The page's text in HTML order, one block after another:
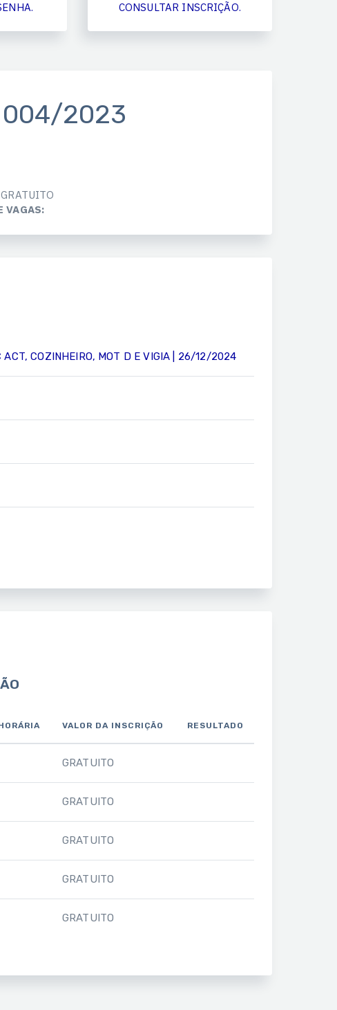
CONSULTAR INSCRIÇÃO.
004/2023
GRATUITO
VAGAS:
ACT, COZINHEIRO, MOT D E VIGIA | 26/12/2024
VALOR DA INSCRIÇÃO RESULTADO
GRATUITO
GRATUITO
GRATUITO
GRATUITO
GRATUITO